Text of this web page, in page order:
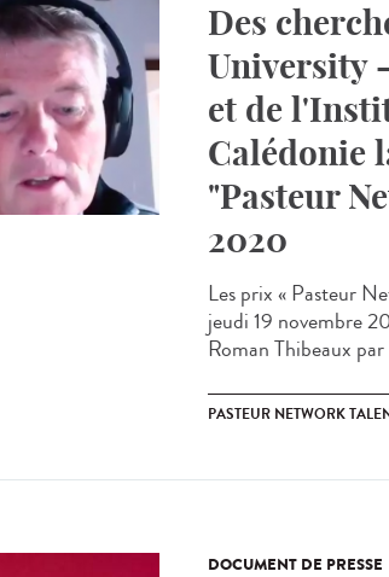
Des
University
et de
Calédonie
"Pasteur
2020
Les prix « Pasteur
jeudi 19 novembre
Roman Thibeaux
PASTEUR NETWORK
DOCUMENT DE PRESSE